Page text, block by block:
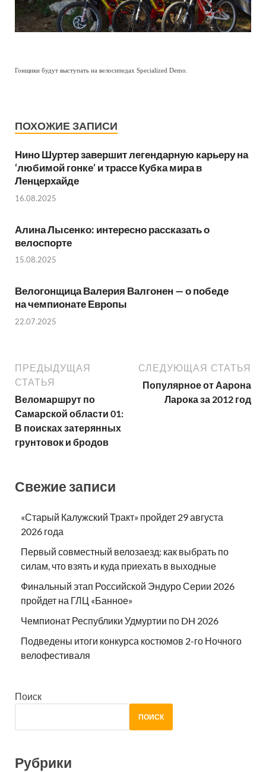
Гонщики будут выступать на велосипедах Specialized Demo.
ПОХОЖИЕ ЗАПИСИ
Нино Шуртер завершит легендарную карьеру на
‘любимой гонке’ и трассе Кубка мира в
Ленцерхайде
16.08.2025
Алина Лысенко: интересно рассказать о
велоспорте
15.08.2025
Велогонщица Валерия Валгонен — о победе
на чемпионате Европы
22.07.2025
ПРЕДЫДУЩАЯ
СТАТЬЯ
Веломаршрут по
Самарской области 01:
В поисках затерянных
грунтовок и бродов
СЛЕДУЮЩАЯ СТАТЬЯ
Популярное от Аарона
Ларока за 2012 год
Свежие записи
«Старый Калужский Тракт» пройдет 29 августа
2026 года
Первый совместный велозаезд: как выбрать по
силам, что взять и куда приехать в выходные
Финальный этап Российской Эндуро Серии 2026
пройдет на ГЛЦ «Банное»
Чемпионат Республики Удмуртии по DH 2026
Подведены итоги конкурса костюмов 2-го Ночного
велофестиваля
Поиск
ПОИСК
Рубрики